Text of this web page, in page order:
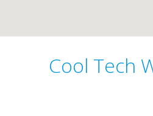
Cool Tech